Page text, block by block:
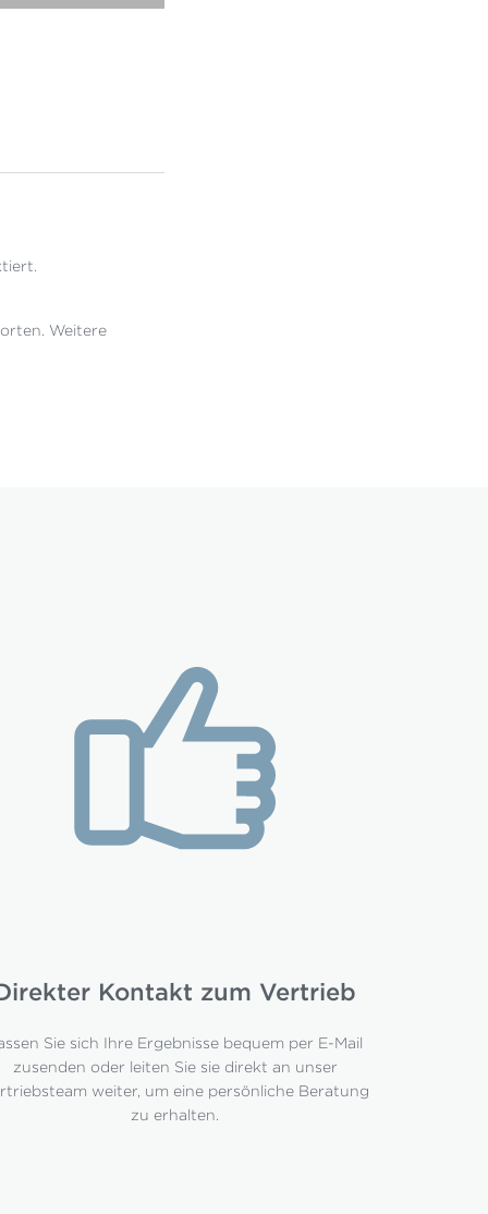
Weitere
Kontakt zum Vertrieb
Sie sich Ihre Ergebnisse bequem per E-Mail
zusenden oder leiten Sie sie direkt an unser
weiter, um eine persönliche Beratung
zu erhalten.